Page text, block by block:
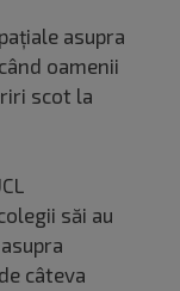
asupra
oamenii
scot la
săi au
câteva